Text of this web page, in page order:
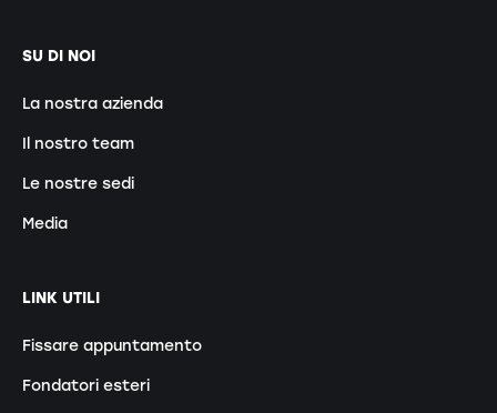
SU DI NOI
La nostra azienda
Il nostro team
Le nostre sedi
Media
LINK UTILI
Fissare appuntamento
Fondatori esteri